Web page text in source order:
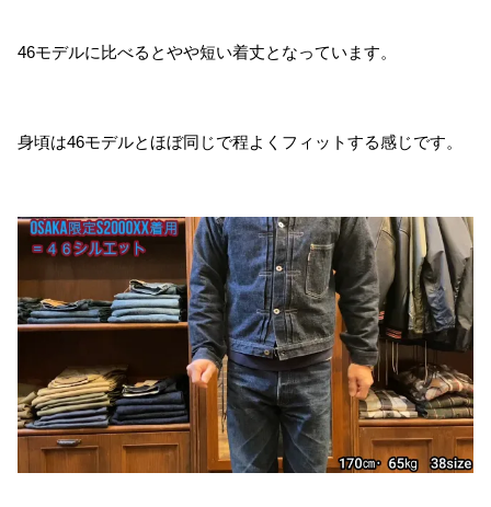
46モデルに比べるとやや短い着丈となっています。
身頃は46モデルとほぼ同じで程よくフィットする感じです。